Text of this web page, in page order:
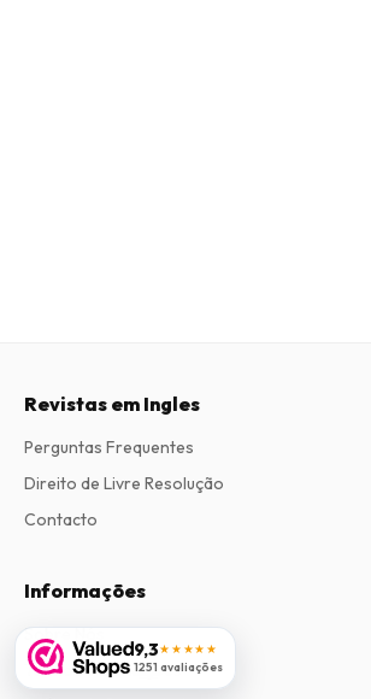
9,3★★★★★
1251 avaliações
Revistas em Ingles
Perguntas Frequentes
Direito de Livre Resolução
Contacto
Informações
Sobre Nós
Termos e Condições